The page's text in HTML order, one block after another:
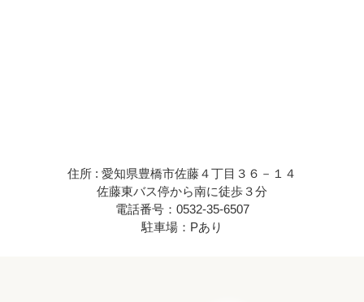
住所 : 愛知県豊橋市佐藤４丁目３６－１４
佐藤東バス停から南に徒歩３分
電話番号：0532-35-6507
駐車場：Pあり